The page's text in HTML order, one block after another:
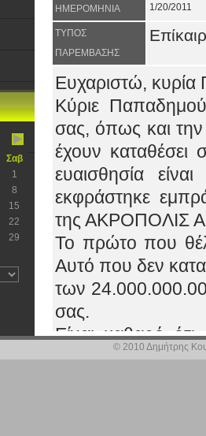
Σαβ
1
8
15
22
29
ΗΜΕΡΟΜΗΝΙΑ 1/20/2011
ΤΥΠΟΣ
ΠΑΡΕΜΒΑΣΗΣ
Ευχαριστώ, κυρία
Κύριε
σας, όπως και
έχουν
ευαισθησία
εκφράστηκε
της ΑΚΡΟΠΟΛΙΣ
Το πρώτο που
Αυτό που δεν
των
σας.
Είναι καθαρό
οποίο
© 2010 Δημήτρης